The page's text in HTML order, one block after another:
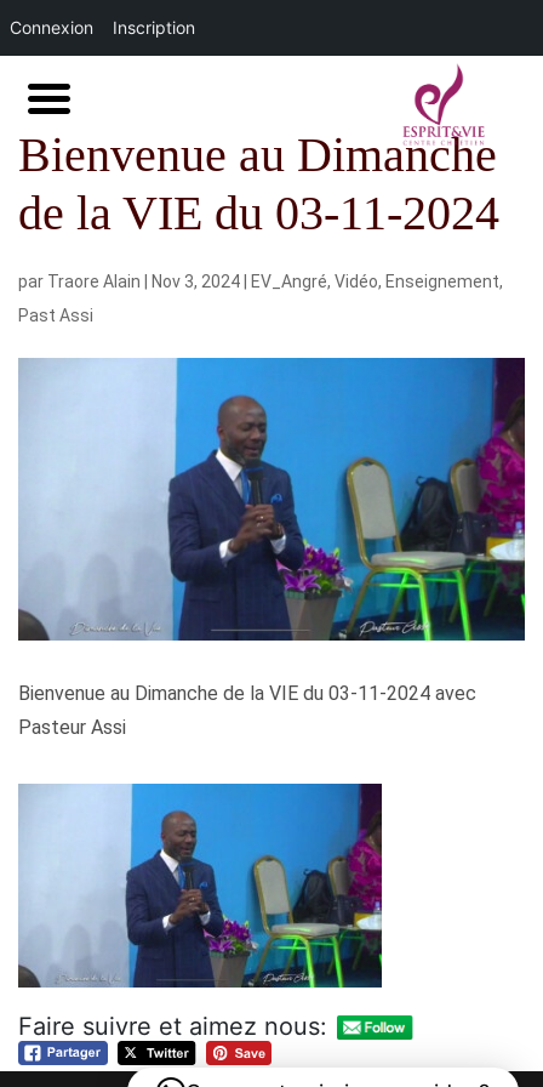
Bienvenue au Dimanche
de la VIE du 03-11-2024
par Traore Alain Nov 3, 2024 EV_Angré, Vidéo, Enseignement,
Past Assi
Bienvenue au Dimanche de la VIE du 03-11-2024 avec
Pasteur Assi
Faire suivre et aimez nous:
Connexion Inscription